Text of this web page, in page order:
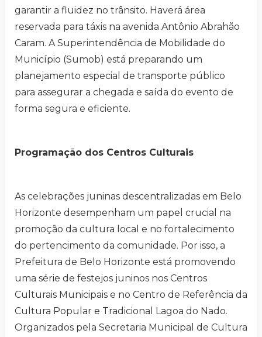
garantir a fluidez no trânsito. Haverá área
reservada para táxis na avenida Antônio Abrahão
Caram. A Superintendência de Mobilidade do
Município (Sumob) está preparando um
planejamento especial de transporte público
para assegurar a chegada e saída do evento de
forma segura e eficiente.
Programação dos Centros Culturais
As celebrações juninas descentralizadas em Belo
Horizonte desempenham um papel crucial na
promoção da cultura local e no fortalecimento
do pertencimento da comunidade. Por isso, a
Prefeitura de Belo Horizonte está promovendo
uma série de festejos juninos nos Centros
Culturais Municipais e no Centro de Referência da
Cultura Popular e Tradicional Lagoa do Nado.
Organizados pela Secretaria Municipal de Cultura